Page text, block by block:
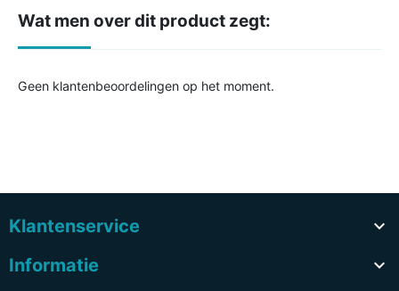
Wat men over dit product zegt:
Geen klantenbeoordelingen op het moment.
Klantenservice

Informatie
